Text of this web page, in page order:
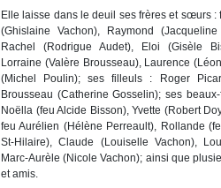
Elle laisse dans le deuil ses frères et sœurs :
(Ghislaine Vachon), Raymond
Rachel (Rodrigue Audet), Eloi (Gisèle
Lorraine (Valère Brousseau), Laurence
(Michel Poulin); ses filleuls : Roger
Brousseau (Catherine Gosselin); ses
Noëlla (feu Alcide Bisson), Yvette (Robert
feu Aurélien (Hélène Perreault), Rollande
St-Hilaire), Claude (Louiselle Vachon),
Marc-Aurèle (Nicole Vachon); ainsi que
et amis.